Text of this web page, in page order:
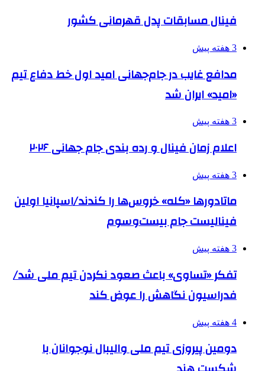
فینال مسابقات پدل قهرمانی کشور
3 هفته پیش
مدافع غایب در جام‌جهانی امید اول خط دفاع تیم
«امید» ایران شد
3 هفته پیش
اعلام زمان فینال و رده بندی جام جهانی ۲۰۲۶
3 هفته پیش
ماتادورها «کله» خروس‌ها را کندند/اسپانیا اولین
فینالیست جام بیست‌وسوم
3 هفته پیش
تفکر «تساوی» باعث صعود نکردن تیم ملی شد/
فدراسیون نگاهش را عوض کند
4 هفته پیش
دومین پیروزی تیم ملی والیبال نوجوانان با